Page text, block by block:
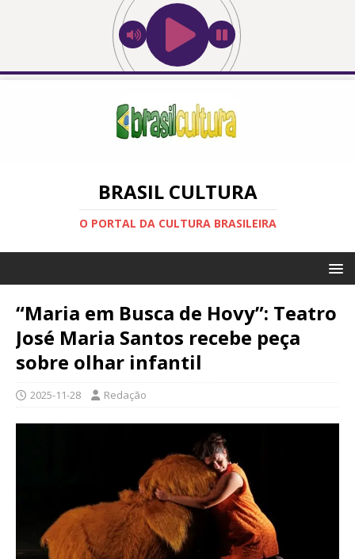
BRASIL CULTURA
O PORTAL DA CULTURA BRASILEIRA
“Maria em Busca de Hovy”: Teatro
José Maria Santos recebe peça
sobre olhar infantil
2025-11-28 Redação